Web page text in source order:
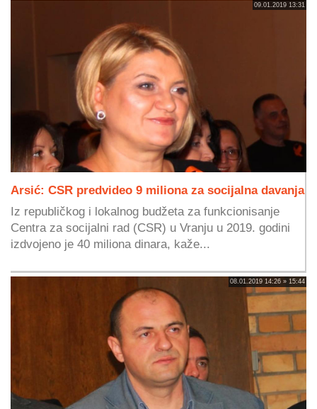
09.01.2019 13:31
Arsić: CSR predvideo 9 miliona za socijalna davanja
Iz republičkog i lokalnog budžeta za funkcionisanje
Centra za socijalni rad (CSR) u Vranju u 2019. godini
izdvojeno je 40 miliona dinara, kaže...
08.01.2019 14:26 » 15:44